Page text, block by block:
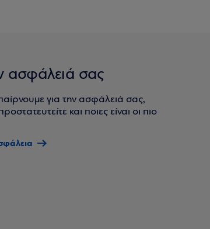
ασφάλειά σας
για την ασφάλειά σας,
και ποιες είναι οι πιο